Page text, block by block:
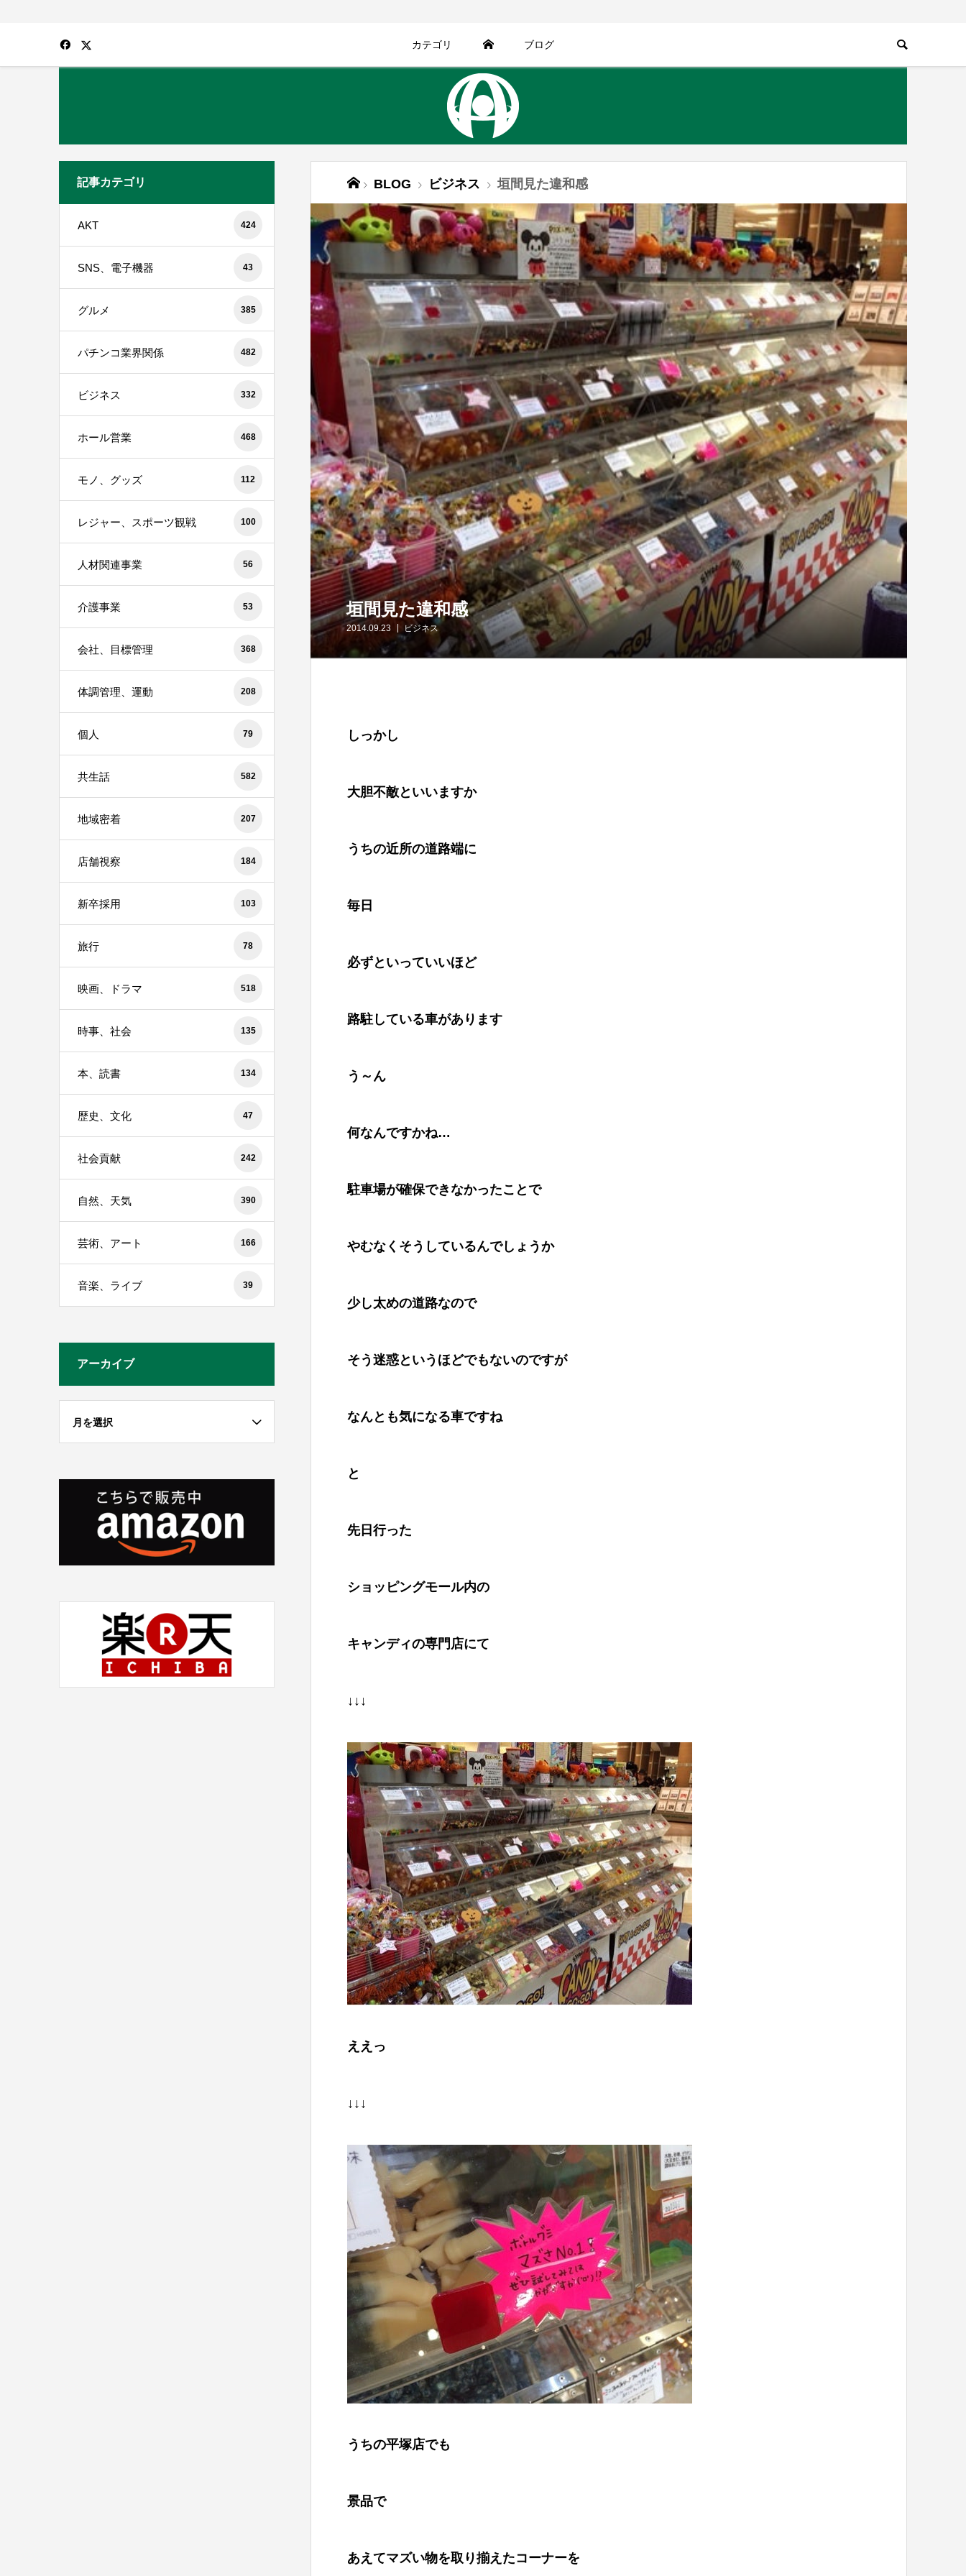
カテゴリ ブログ
BLOG ビジネス 垣間見た違和感
垣間見た違和感
2014.09.23 ビジネス
しっかし
大胆不敵といいますか
うちの近所の道路端に
毎日
必ずといっていいほど
路駐している車があります
う～ん
何なんですかね…
駐車場が確保できなかったことで
やむなくそうしているんでしょうか
少し太めの道路なので
そう迷惑というほどでもないのですが
なんとも気になる車ですね
と
先日行った
ショッピングモール内の
キャンディの専門店にて
↓↓↓
ええっ
↓↓↓
うちの平塚店でも
景品で
あえてマズい物を取り揃えたコーナーを
記事カテゴリ
AKT 424
SNS、電子機器 43
グルメ 385
パチンコ業界関係 482
ビジネス 332
ホール営業 468
モノ、グッズ 112
レジャー、スポーツ観戦 100
人材関連事業 56
介護事業 53
会社、目標管理 368
体調管理、運動 208
個人 79
共生話 582
地域密着 207
店舗視察 184
新卒採用 103
旅行 78
映画、ドラマ 518
時事、社会 135
本、読書 134
歴史、文化 47
社会貢献 242
自然、天気 390
芸術、アート 166
音楽、ライブ 39
アーカイブ
月を選択